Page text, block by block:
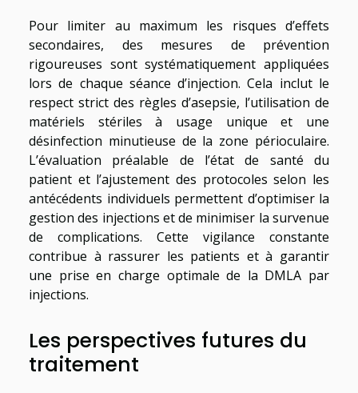
Pour limiter au maximum les risques d’effets
secondaires, des mesures de prévention
rigoureuses sont systématiquement appliquées
lors de chaque séance d’injection. Cela inclut le
respect strict des règles d’asepsie, l’utilisation de
matériels stériles à usage unique et une
désinfection minutieuse de la zone périoculaire.
L’évaluation préalable de l’état de santé du
patient et l’ajustement des protocoles selon les
antécédents individuels permettent d’optimiser la
gestion des injections et de minimiser la survenue
de complications. Cette vigilance constante
contribue à rassurer les patients et à garantir
une prise en charge optimale de la DMLA par
injections.
Les perspectives futures du
traitement